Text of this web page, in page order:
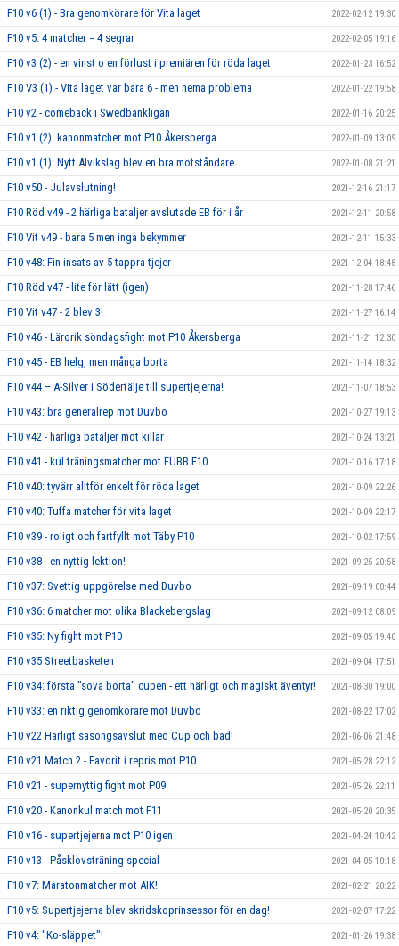
F10 v6 (1) - Bra genomkörare för Vita laget 2022-02-12 19:30
F10 v5: 4 matcher = 4 segrar 2022-02-05 19:16
F10 v3 (2) - en vinst o en förlust i premiären för röda laget 2022-01-23 16:52
F10 V3 (1) - Vita laget var bara 6 - men nema problema 2022-01-22 19:58
F10 v2 - comeback i Swedbankligan 2022-01-16 20:25
F10 v1 (2): kanonmatcher mot P10 Åkersberga 2022-01-09 13:09
F10 v1 (1): Nytt Alvikslag blev en bra motståndare 2022-01-08 21:21
F10 v50 - Julavslutning! 2021-12-16 21:17
F10 Röd v49 - 2 härliga bataljer avslutade EB för i år 2021-12-11 20:58
F10 Vit v49 - bara 5 men inga bekymmer 2021-12-11 15:33
F10 v48: Fin insats av 5 tappra tjejer 2021-12-04 18:48
F10 Röd v47 - lite för lätt (igen) 2021-11-28 17:46
F10 Vit v47 - 2 blev 3! 2021-11-27 16:14
F10 v46 - Lärorik söndagsfight mot P10 Åkersberga 2021-11-21 12:30
F10 v45 - EB helg, men många borta 2021-11-14 18:32
F10 v44 – A-Silver i Södertälje till supertjejerna! 2021-11-07 18:53
F10 v43: bra generalrep mot Duvbo 2021-10-27 19:13
F10 v42 - härliga bataljer mot killar 2021-10-24 13:21
F10 v41 - kul träningsmatcher mot FUBB F10 2021-10-16 17:18
F10 v40: tyvärr alltför enkelt för röda laget 2021-10-09 22:26
F10 v40: Tuffa matcher för vita laget 2021-10-09 22:17
F10 v39 - roligt och fartfyllt mot Täby P10 2021-10-02 17:59
F10 v38 - en nyttig lektion! 2021-09-25 20:58
F10 v37: Svettig uppgörelse med Duvbo 2021-09-19 00:44
F10 v36: 6 matcher mot olika Blackebergslag 2021-09-12 08:09
F10 v35: Ny fight mot P10 2021-09-05 19:40
F10 v35 Streetbasketen 2021-09-04 17:51
F10 v34: första ”sova borta” cupen - ett härligt och magiskt äventyr! 2021-08-30 19:00
F10 v33: en riktig genomkörare mot Duvbo 2021-08-22 17:02
F10 v22 Härligt säsongsavslut med Cup och bad! 2021-06-06 21:48
F10 v21 Match 2 - Favorit i repris mot P10 2021-05-28 22:12
F10 v21 - supernyttig fight mot P09 2021-05-26 22:11
F10 v20 - Kanonkul match mot F11 2021-05-20 20:35
F10 v16 - supertjejerna mot P10 igen 2021-04-24 10:42
F10 v13 - Påsklovsträning special 2021-04-05 10:18
F10 v7: Maratonmatcher mot AIK! 2021-02-21 20:22
F10 v5: Supertjejerna blev skridskoprinsessor för en dag! 2021-02-07 17:22
F10 v4: "Ko-släppet"! 2021-01-26 19:38